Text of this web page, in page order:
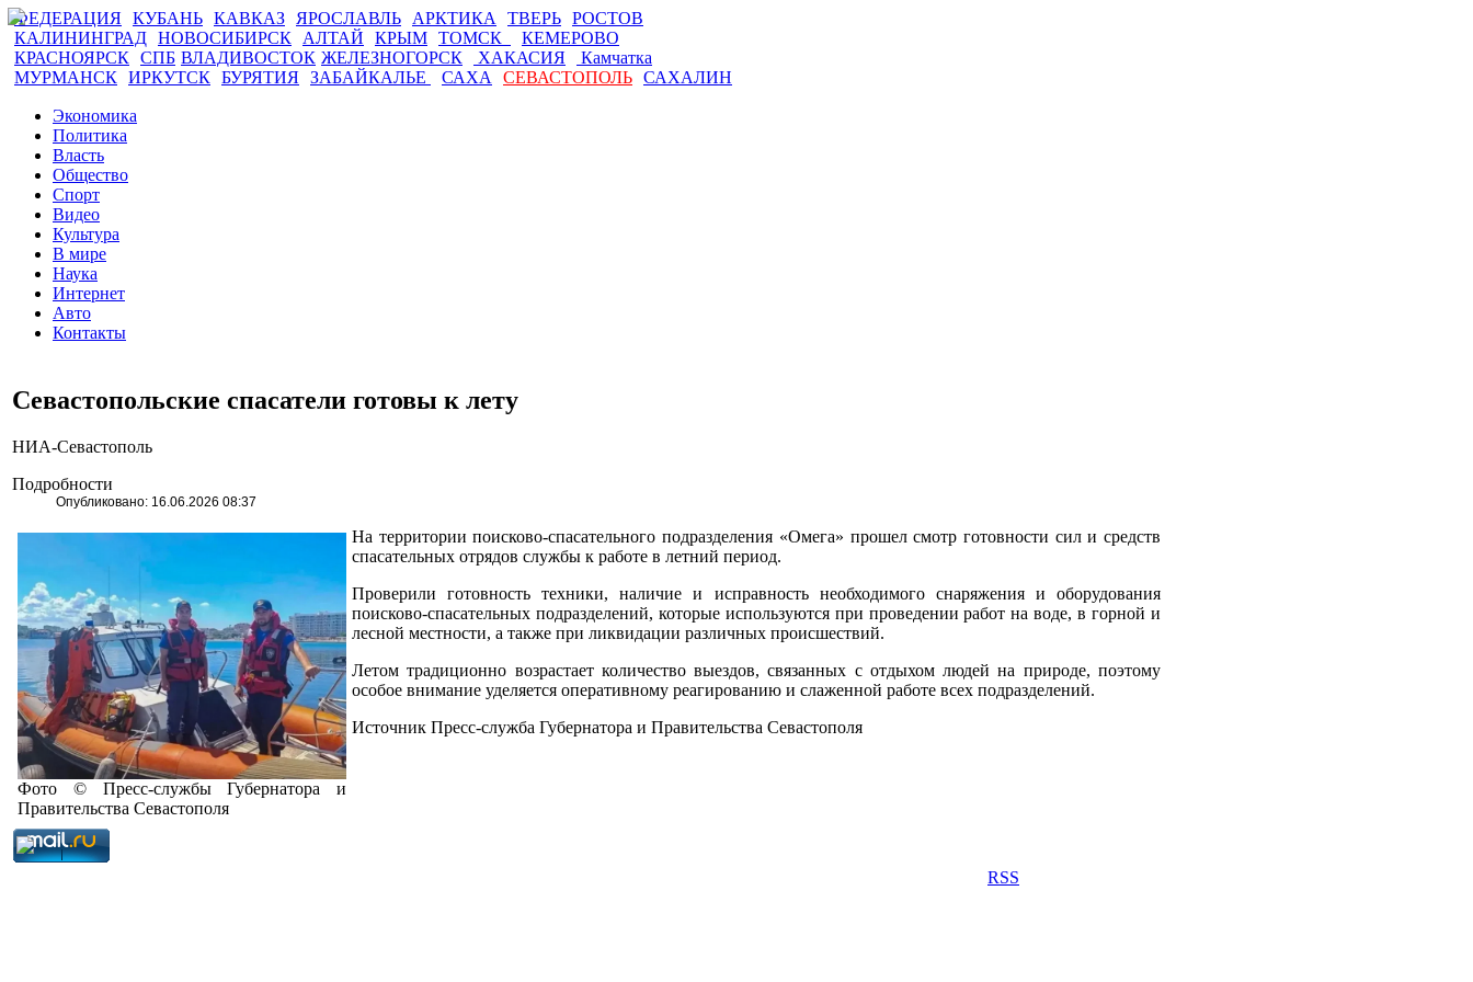
ФЕДЕРАЦИЯ КУБАНЬ КАВКАЗ ЯРОСЛАВЛЬ АРКТИКА ТВЕРЬ РОСТОВ
КАЛИНИНГРАД НОВОСИБИРСК АЛТАЙ КРЫМ ТОМСК
КЕМЕРОВО
КРАСНОЯРСК СПБ ВЛАДИВОСТОК ЖЕЛЕЗНОГОРСК ХАКАСИЯ
Камчатка
МУРМАНСК ИРКУТСК БУРЯТИЯ ЗАБАЙКАЛЬЕ САХА СЕВАСТОПОЛЬ САХАЛИН
Экономика
Политика
Власть
Общество
Спорт
Видео
Культура
В мире
Наука
Интернет
Авто
Контакты
Севастопольские спасатели готовы к лету
НИА-Севастополь
Подробности
Опубликовано: 16.06.2026 08:37
Фото © Пресс-службы Губернатора и
Правительства Севастополя
На территории поисково-спасательного подразделения «Омега» прошел смотр готовности сил и средств
спасательных отрядов службы к работе в летний период.
Проверили готовность техники, наличие и исправность необходимого снаряжения и оборудования
поисково-спасательных подразделений, которые используются при проведении работ на воде, в горной и
лесной местности, а также при ликвидации различных происшествий.
Летом традиционно возрастает количество выездов, связанных с отдыхом людей на природе, поэтому
особое внимание уделяется оперативному реагированию и слаженной работе всех подразделений.
Источник Пресс-служба Губернатора и Правительства Севастополя
RSS